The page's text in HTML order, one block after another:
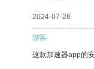
2024-07-26
游客
这款加速器app的